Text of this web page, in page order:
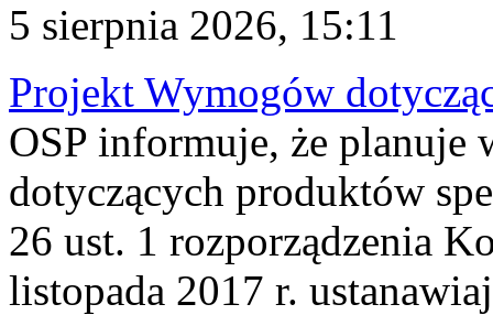
5 sierpnia 2026, 15:11
Projekt Wymogów
OSP informuje, że planuje
dotyczących produktów
26 ust. 1 rozporządzenia
listopada 2017 r.